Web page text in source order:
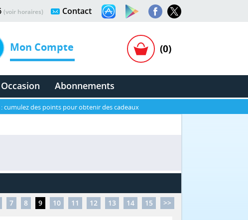
Contact
(voir horaires)
Mon Compte (0)
Occasion Abonnements
: cumulez des points pour obtenir des cadeaux
7 8 9 10 11 12 13 14 15 >>